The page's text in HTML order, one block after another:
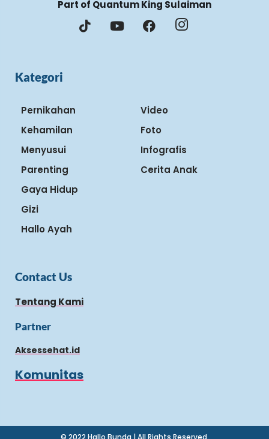
Part of Quantum King Sulaiman
Kategori
Pernikahan
Kehamilan
Menyusui
Parenting
Gaya Hidup
Gizi
Hallo Ayah
Video
Foto
Infografis
Cerita Anak
Contact Us
Tentang Kami
Partner
Aksessehat.id
Komunitas